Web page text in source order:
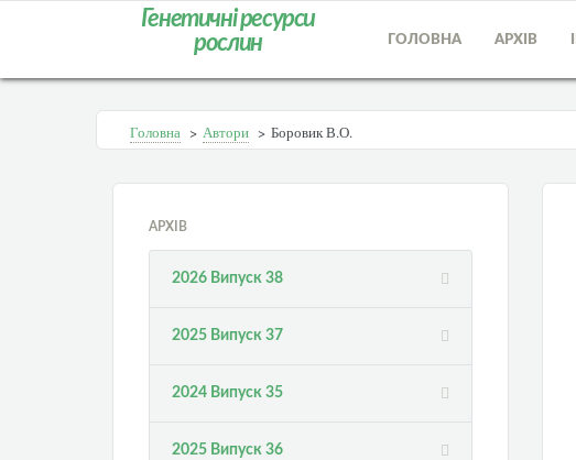
Генетичні ресурси
рослин
ГОЛОВНА АРХІВ
Головна > Автори > Боровик В.О.
АРХІВ
2026 Випуск 38
2025 Випуск 37
2024 Випуск 35
2025 Випуск 36